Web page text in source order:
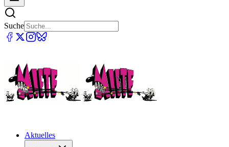
Suche
Aktuelles